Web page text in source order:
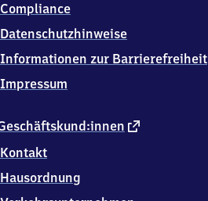
externer
Kontakt
Hausordnung
Compliance
Datenschutzhinweise
Informationen zur Barrierefreiheit
Impressum